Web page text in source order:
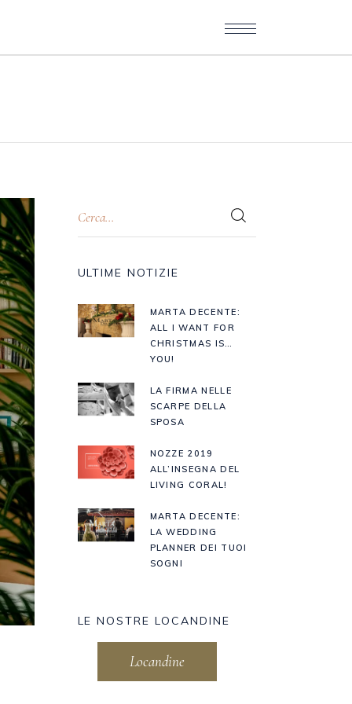
ULTIME NOTIZIE
MARTA DECENTE:
ALL I WANT FOR
CHRISTMAS IS…
YOU!
LA FIRMA NELLE
SCARPE DELLA
SPOSA
NOZZE 2019
ALL’INSEGNA DEL
LIVING CORAL!
MARTA DECENTE:
LA WEDDING
PLANNER DEI TUOI
SOGNI
LE NOSTRE LOCANDINE
Locandine